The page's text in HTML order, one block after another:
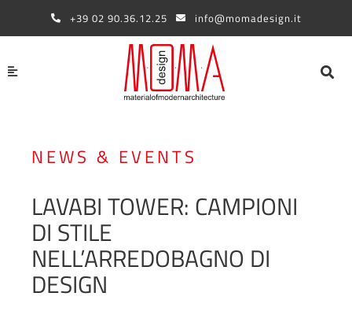
+39 02 90.36.12.25 info@momadesign.it
NEWS & EVENTS
LAVABI TOWER: CAMPIONI
DI STILE
NELL’ARREDOBAGNO DI
DESIGN